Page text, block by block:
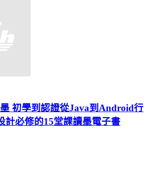
初學到認證從Java到Android行
計必修的15堂課讀墨電子書